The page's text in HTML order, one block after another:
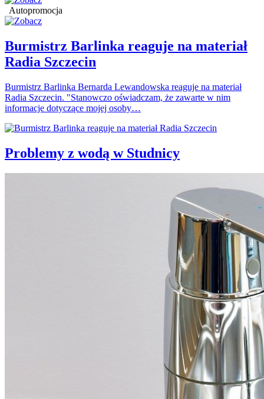
Autopromocja
Burmistrz Barlinka reaguje na materiał
Radia Szczecin
Burmistrz Barlinka Bernarda Lewandowska reaguje na materiał
Radia Szczecin. "Stanowczo oświadczam, że zawarte w nim
informacje dotyczące mojej osoby…
Problemy z wodą w Studnicy